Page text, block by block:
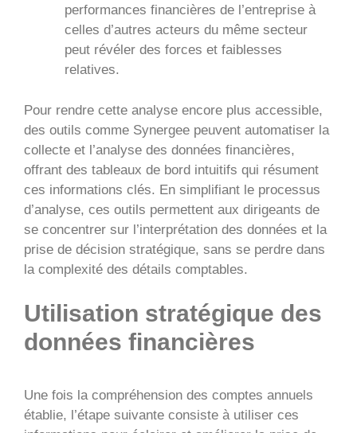
performances financières de l’entreprise à
celles d’autres acteurs du même secteur
peut révéler des forces et faiblesses
relatives.
Pour rendre cette analyse encore plus accessible,
des outils comme Synergee peuvent automatiser la
collecte et l’analyse des données financières,
offrant des tableaux de bord intuitifs qui résument
ces informations clés. En simplifiant le processus
d’analyse, ces outils permettent aux dirigeants de
se concentrer sur l’interprétation des données et la
prise de décision stratégique, sans se perdre dans
la complexité des détails comptables.
Utilisation stratégique des
données financières
Une fois la compréhension des comptes annuels
établie, l’étape suivante consiste à utiliser ces